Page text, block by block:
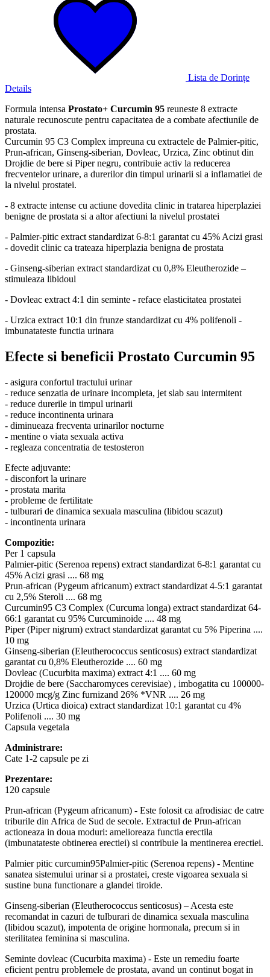
Lista de Dorințe
Details
Formula intensa Prostato+ Curcumin 95 reuneste 8 extracte
naturale recunoscute pentru capacitatea de a combate afectiunile de
prostata.
Curcumin 95 C3 Complex impreuna cu extractele de Palmier-pitic,
Prun-african, Ginseng-siberian, Dovleac, Urzica, Zinc obtinut din
Drojdie de bere si Piper negru, contribuie activ la reducerea
frecventelor urinare, a durerilor din timpul urinarii si a inflamatiei de
la nivelul prostatei.
- 8 extracte intense cu actiune dovedita clinic in tratarea hiperplaziei
benigne de prostata si a altor afectiuni la nivelul prostatei
- Palmier-pitic extract standardizat 6-8:1 garantat cu 45% Acizi grasi
- dovedit clinic ca trateaza hiperplazia benigna de prostata
- Ginseng-siberian extract standardizat cu 0,8% Eleutherozide –
stimuleaza libidoul
- Dovleac extract 4:1 din seminte - reface elasticitatea prostatei
- Urzica extract 10:1 din frunze standardizat cu 4% polifenoli -
imbunatateste functia urinara
Efecte si beneficii Prostato Curcumin 95
- asigura confortul tractului urinar
- reduce senzatia de urinare incompleta, jet slab sau intermitent
- reduce durerile in timpul urinarii
- reduce incontinenta urinara
- diminueaza frecventa urinarilor nocturne
- mentine o viata sexuala activa
- regleaza concentratia de testosteron
Efecte adjuvante:
- disconfort la urinare
- prostata marita
- probleme de fertilitate
- tulburari de dinamica sexuala masculina (libidou scazut)
- incontinenta urinara
Compozitie:
Per 1 capsula
Palmier-pitic (Serenoa repens) extract standardizat 6-8:1 garantat cu
45% Acizi grasi .... 68 mg
Prun-african (Pygeum africanum) extract standardizat 4-5:1 garantat
cu 2,5% Steroli .... 68 mg
Curcumin95 C3 Complex (Curcuma longa) extract standardizat 64-
66:1 garantat cu 95% Curcuminoide .... 48 mg
Piper (Piper nigrum) extract standardizat garantat cu 5% Piperina ....
10 mg
Ginseng-siberian (Eleutherococcus senticosus) extract standardizat
garantat cu 0,8% Eleutherozide .... 60 mg
Dovleac (Cucurbita maxima) extract 4:1 .... 60 mg
Drojdie de bere (Saccharomyces cerevisiae) , imbogatita cu 100000-
120000 mcg/g Zinc furnizand 26% *VNR .... 26 mg
Urzica (Urtica dioica) extract standardizat 10:1 garantat cu 4%
Polifenoli .... 30 mg
Capsula vegetala
Administrare:
Cate 1-2 capsule pe zi
Prezentare:
120 capsule
Prun-african (Pygeum africanum) - Este folosit ca afrodisiac de catre
triburile din Africa de Sud de secole. Extractul de Prun-african
actioneaza in doua moduri: amelioreaza functia erectila
(imbunatateste obtinerea erectiei) si contribuie la mentinerea erectiei.
Palmier pitic curcumin95Palmier-pitic (Serenoa repens) - Mentine
sanatea sistemului urinar si a prostatei, creste vigoarea sexuala si
sustine buna functionare a glandei tiroide.
Ginseng-siberian (Eleutherococcus senticosus) – Acesta este
recomandat in cazuri de tulburari de dinamica sexuala masculina
(libidou scazut), impotenta de origine hormonala, precum si in
sterilitatea feminina si masculina.
Seminte dovleac (Cucurbita maxima) - Este un remediu foarte
eficient pentru problemele de prostata, avand un continut bogat in